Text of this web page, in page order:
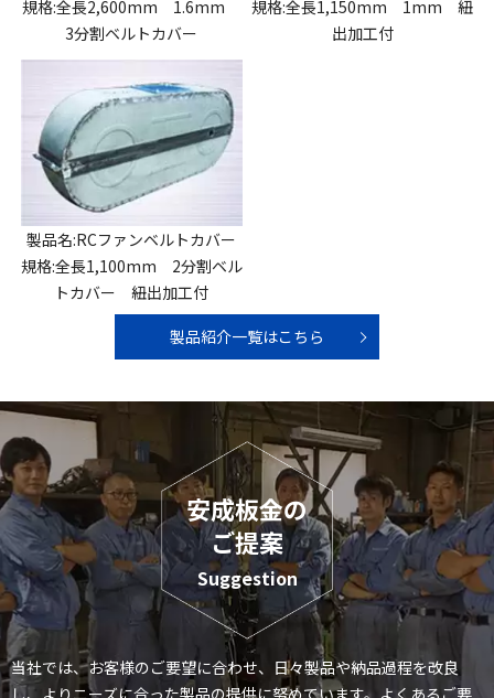
規格:全長2,600mm 1.6mm
3分割ベルトカバー
規格:全長1,150mm 1mm 紐
出加工付
製品名:RCファンベルトカバー
規格:全長1,100mm 2分割ベル
トカバー 紐出加工付
製品紹介一覧はこちら
安成板金の
ご提案
Suggestion
当社では、お客様のご要望に合わせ、日々製品や納品過程を改良
し、よりニーズに合った製品の提供に努めています。よくあるご要